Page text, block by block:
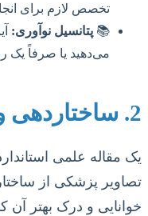
تخصص لازم برای
📚 پتانسیل نوآوری:
می‌دهید یا صرفاً یک
2. ساختاردهی و تدوین مقاله علمی
یک مقاله علمی
تصاویر پزشکی از
خوانایی و درک بهتر آن